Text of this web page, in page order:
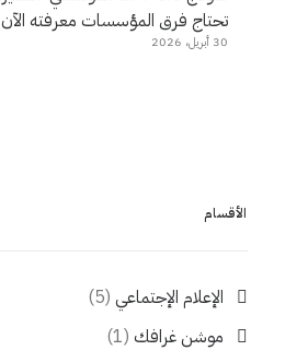
تحتاج فرق المؤسسات معرفته الآن
30 أبريل، 2026
الأقسام
الإعلام الإجتماعي (5)
موشن غرافك (1)